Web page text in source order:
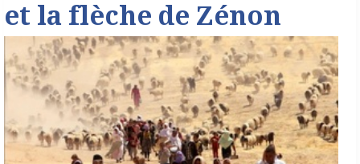
et la flèche de Zénon